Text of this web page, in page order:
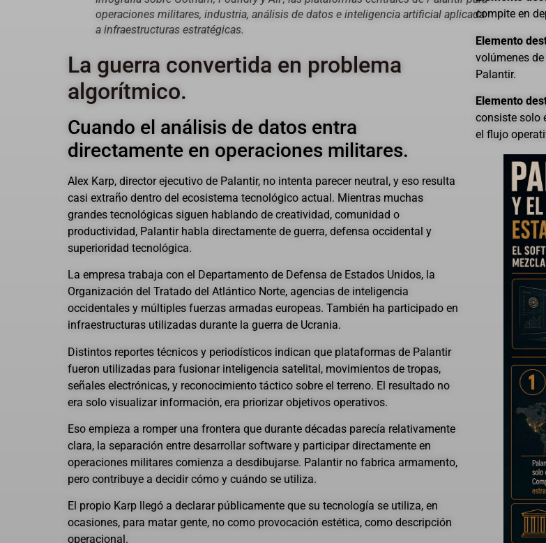
operaciones militares, industria, análisis de datos e inteligencia artificial aplicada
a infraestructuras estratégicas.
La guerra convertida en problema
algorítmico.
Cuando el análisis de datos entra
directamente en operaciones militares.
Alex Karp, director ejecutivo de Palantir, no intenta parecer neutral, y eso resulta
casi extraño dentro del ecosistema tecnológico actual. Mientras muchas
grandes tecnológicas siguen hablando de creatividad, comunidad o
productividad, Palantir habla directamente de guerra, defensa occidental y
superioridad tecnológica.
La empresa trabaja con el Departamento de Defensa de Estados Unidos, la
Organización del Tratado del Atlántico Norte, agencias de inteligencia
occidentales y múltiples fuerzas armadas europeas. También ha participado en
infraestructuras utilizadas durante la guerra de Ucrania.
Distintos reportes técnicos y periodísticos indican que plataformas de Palantir
fueron utilizadas para fusionar inteligencia satelital, movimientos de tropas,
señales electrónicas, y reconocimiento táctico sobre el terreno. El resultado no
era solo visualizar información, era priorizar objetivos operativos.
Eso empieza a romper una frontera que durante décadas parecía relativamente
clara, la separación entre desarrollar software y participar directamente en
operaciones militares comienza a desdibujarse. Palantir no fabrica armamento,
pero contribuye a decidir cómo y cuándo se utiliza.
El propio Karp llegó a declarar públicamente que su tecnología se utiliza, en
ocasiones, para matar gente, no como provocación estética, como descripción
operacional.
compite en
Elemento
volúmenes
Palantir.
Elemento
consiste solo
el flujo